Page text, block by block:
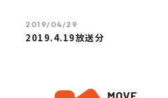
2019/04/29
2019.4.19放送分